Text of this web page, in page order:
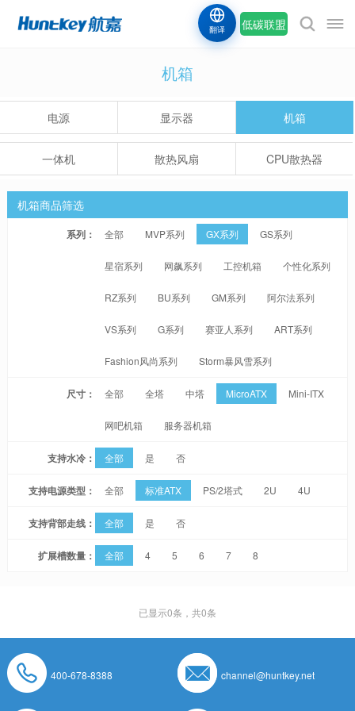
低碳联盟
翻译
机箱
电源 显示器 机箱
一体机 散热风扇 CPU散热器
机箱商品筛选
系列： 全部 MVP系列 GX系列 GS系列
星宿系列 网飙系列 工控机箱 个性化系列
RZ系列 BU系列 GM系列 阿尔法系列
VS系列 G系列 赛亚人系列 ART系列
Fashion风尚系列 Storm暴风雪系列
尺寸： 全部 全塔 中塔 MicroATX Mini-ITX
网吧机箱 服务器机箱
支持水冷： 全部 是 否
支持电源类型： 全部 标准ATX PS/2塔式 2U 4U
支持背部走线： 全部 是 否
扩展槽数量： 全部 4 5 6 7 8
已显示0条，共0条
400-678-8388 channel@huntkey.net